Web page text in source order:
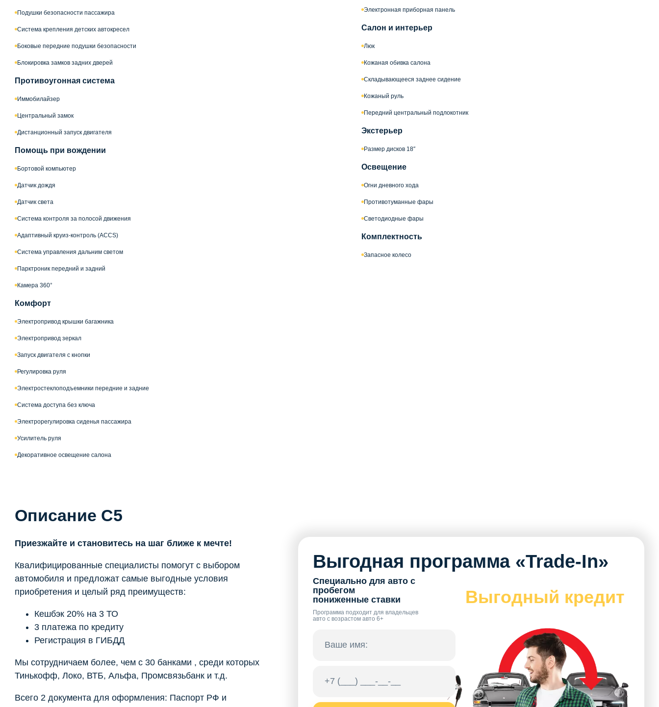
Подушки безопасности пассажира
Система крепления детских автокресел
Боковые передние подушки безопасности
Блокировка замков задних дверей
Противоугонная система
Иммобилайзер
Центральный замок
Дистанционный запуск двигателя
Помощь при вождении
Бортовой компьютер
Датчик дождя
Датчик света
Система контроля за полосой движения
Адаптивный круиз-контроль (ACCS)
Система управления дальним светом
Парктроник передний и задний
Камера 360°
Комфорт
Электропривод крышки багажника
Электропривод зеркал
Запуск двигателя с кнопки
Регулировка руля
Электростеклоподъемники передние и задние
Система доступа без ключа
Электрорегулировка сиденья пассажира
Усилитель руля
Декоративное освещение салона
Электронная приборная панель
Салон и интерьер
Люк
Кожаная обивка салона
Складывающееся заднее сидение
Кожаный руль
Передний центральный подлокотник
Экстерьер
Размер дисков 18″
Освещение
Огни дневного хода
Противотуманные фары
Светодиодные фары
Комплектность
Запасное колесо
Описание C5
Приезжайте и становитесь на шаг ближе к мечте!
Квалифицированные специалисты помогут с выбором
автомобиля и предложат самые выгодные условия
приобретения и целый ряд преимуществ:
Кешбэк 20% на 3 ТО
3 платежа по кредиту
Регистрация в ГИБДД
Мы сотрудничаем более, чем с 30 банками , среди которых
Тинькофф, Локо, ВТБ, Альфа, Промсвязьбанк и т.д.
Всего 2 документа для оформления: Паспорт РФ и
Выгодная программа «Trade-In»
Специально для авто с
пробегом
пониженные ставки
Программа подходит для владельцев
авто с возрастом авто 6+
Выгодный кредит